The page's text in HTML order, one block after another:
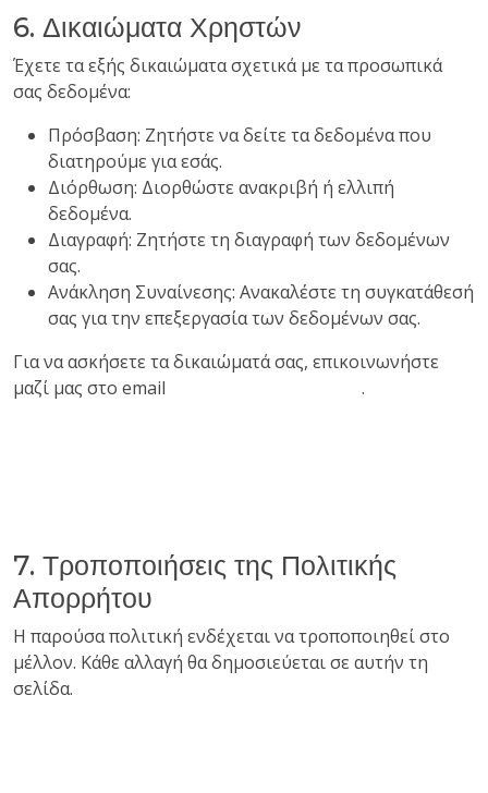
6. Δικαιώματα Χρηστών
Έχετε τα εξής δικαιώματα σχετικά με τα προσωπικά
σας δεδομένα:
Πρόσβαση: Ζητήστε να δείτε τα δεδομένα που
διατηρούμε για εσάς.
Διόρθωση: Διορθώστε ανακριβή ή ελλιπή
δεδομένα.
Διαγραφή: Ζητήστε τη διαγραφή των δεδομένων
σας.
Ανάκληση Συναίνεσης: Ανακαλέστε τη συγκατάθεσή
σας για την επεξεργασία των δεδομένων σας.
Για να ασκήσετε τα δικαιώματά σας, επικοινωνήστε
μαζί μας στο email
.
7. Τροποποιήσεις της Πολιτικής
Απορρήτου
Η παρούσα πολιτική ενδέχεται να τροποποιηθεί στο
μέλλον. Κάθε αλλαγή θα δημοσιεύεται σε αυτήν τη
σελίδα.